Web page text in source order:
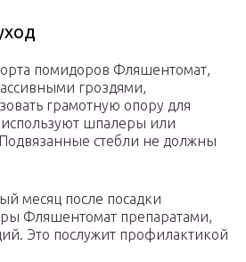
помидоров Фляшентомат,
гроздями,
грамотную опору для
используют шпалеры или
стебли не должны
месяц после посадки
Фляшентомат препаратами,
Это послужит профилактикой